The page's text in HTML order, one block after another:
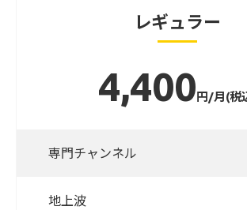
レギュラー
4,400 円/月(税
専門チャンネル
地上波